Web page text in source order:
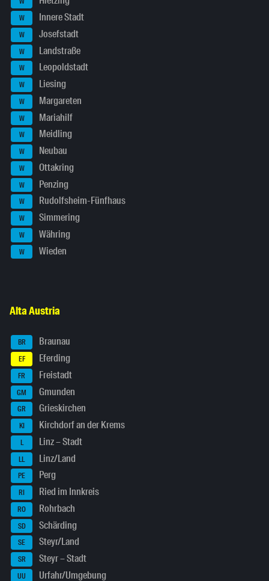
W Innere Stadt
W Josefstadt
W Landstraße
W Leopoldstadt
W Liesing
W Margareten
W Mariahilf
W Meidling
W Neubau
W Ottakring
W Penzing
W Rudolfsheim-Fünfhaus
W Simmering
W Währing
W Wieden
Alta Austria
BR Braunau
EF Eferding
FR Freistadt
GM Gmunden
GR Grieskirchen
KI Kirchdorf an der Krems
L Linz – Stadt
LL Linz/Land
PE Perg
RI Ried im Innkreis
RO Rohrbach
SD Schärding
SE Steyr/Land
SR Steyr – Stadt
UU Urfahr/Umgebung